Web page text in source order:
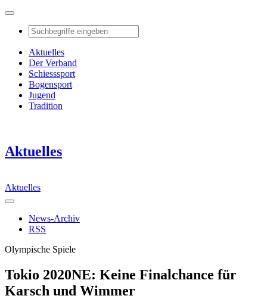
Aktuelles
Der Verband
Schiesssport
Bogensport
Jugend
Tradition
Aktuelles
Aktuelles
News-Archiv
RSS
Olympische Spiele
Tokio 2020NE: Keine Finalchance für
Karsch und Wimmer